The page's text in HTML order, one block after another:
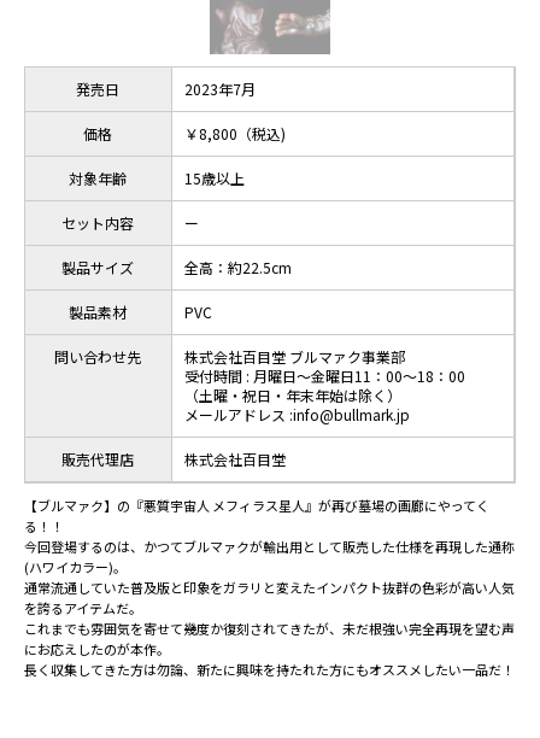
発売日 2023年7月
価格 ￥8,800（税込)
対象年齢 15歳以上
セット内容 ー
製品サイズ 全高：約22.5cm
製品素材 PVC
問い合わせ先
株式会社百目堂 ブルマァク事業部
受付時間 : 月曜日～金曜日11：00～18：00
（土曜・祝日・年末年始は除く）
メールアドレス :info@bullmark.jp
販売代理店 株式会社百目堂
【ブルマァク】の『悪質宇宙人 メフィラス星人』が再び墓場の画廊にやってく
る！！
今回登場するのは、かつてブルマァクが輸出用として販売した仕様を再現した通称
(ハワイカラー)。
通常流通していた普及版と印象をガラリと変えたインパクト抜群の色彩が高い人気
を誇るアイテムだ。
これまでも雰囲気を寄せて幾度か復刻されてきたが、未だ根強い完全再現を望む声
にお応えしたのが本作。
長く収集してきた方は勿論、新たに興味を持たれた方にもオススメしたい一品だ！